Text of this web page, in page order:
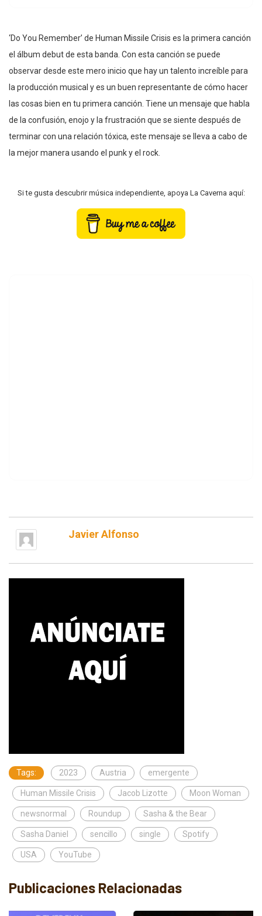
‘Do You Remember’ de Human Missile Crisis es la primera canción
el álbum debut de esta banda. Con esta canción se puede
observar desde este mero inicio que hay un talento increíble para
la producción musical y es un buen representante de cómo hacer
las cosas bien en tu primera canción. Tiene un mensaje que habla
de la confusión, enojo y la frustración que se siente después de
terminar con una relación tóxica, este mensaje se lleva a cabo de
la mejor manera usando el punk y el rock.
Si te gusta descubrir música independiente, apoya La Caverna aquí:
Javier Alfonso
Tags: 2023 Austria emergente
Human Missile Crisis Jacob Lizotte Moon Woman
newsnormal Roundup Sasha & the Bear
Sasha Daniel sencillo single Spotify
USA YouTube
Publicaciones Relacionadas